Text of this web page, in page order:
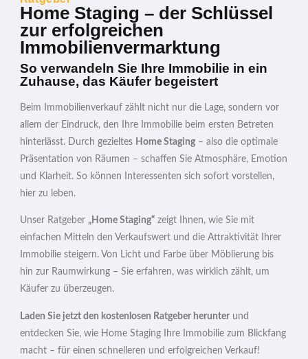
Home Staging – der Schlüssel
zur erfolgreichen
Immobilienvermarktung
So verwandeln Sie Ihre Immobilie in ein
Zuhause, das Käufer begeistert
Beim Immobilienverkauf zählt nicht nur die Lage, sondern vor
allem der Eindruck, den Ihre Immobilie beim ersten Betreten
hinterlässt. Durch gezieltes Home Staging– also die optimale
Präsentation von Räumen – schaffen Sie Atmosphäre, Emotion
und Klarheit. So können Interessenten sich sofort vorstellen,
hier zu leben.
Unser Ratgeber „Home Staging“zeigt Ihnen, wie Sie mit
einfachen Mitteln den Verkaufswert und die Attraktivität Ihrer
Immobilie steigern. Von Licht und Farbe über Möblierung bis
hin zur Raumwirkung – Sie erfahren, was wirklich zählt, um
Käufer zu überzeugen.
Laden Sie jetzt den kostenlosen Ratgeber herunterund
entdecken Sie, wie Home Staging Ihre Immobilie zum Blickfang
macht – für einen schnelleren und erfolgreichen Verkauf!